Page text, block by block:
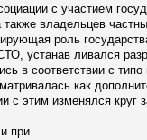
с участием
владельцев
роль
устанав ливался
в соответствии с
как
с этим изменялся круг
при